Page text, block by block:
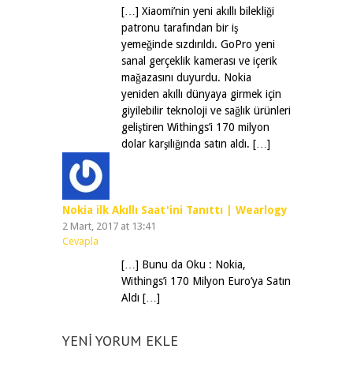
[…] Xiaomi’nin yeni akıllı bilekliği
patronu tarafından bir iş
yemeğinde sızdırıldı. GoPro yeni
sanal gerçeklik kamerası ve içerik
mağazasını duyurdu. Nokia
yeniden akıllı dünyaya girmek için
giyilebilir teknoloji ve sağlık ürünleri
geliştiren Withings’i 170 milyon
dolar karşılığında satın aldı. […]
Nokia ilk Akıllı Saat'ini Tanıttı | Wearlogy
2 Mart, 2017 at 13:41
Cevapla
[…] Bunu da Oku : Nokia,
Withings’i 170 Milyon Euro’ya Satın
Aldı […]
YENI YORUM EKLE